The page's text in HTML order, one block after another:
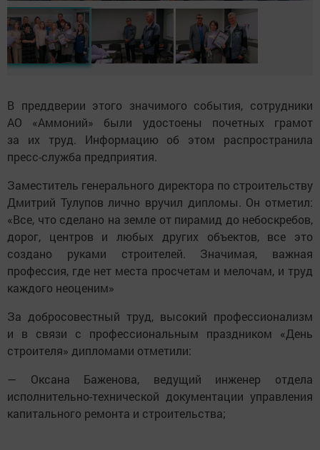
В преддверии этого значимого события, сотрудники
АО «Аммоний» были удостоены почетных грамот
за их труд. Информацию об этом распространила
пресс-служба предприятия.
Заместитель генерального директора по строительству
Дмитрий Тулупов лично вручил дипломы. Он отметил:
«Все, что сделано на земле от пирамид до небоскребов,
дорог, центров и любых других объектов, все это
создано руками строителей. Значимая, важная
профессия, где нет места просчетам и мелочам, и труд
каждого неоценим»
За добросовестный труд, высокий профессионализм
и в связи с профессиональным праздником «День
строителя» дипломами отметили:
— Оксана Баженова, ведущий инженер отдела
исполнительно-технической документации управления
капитального ремонта и строительства;